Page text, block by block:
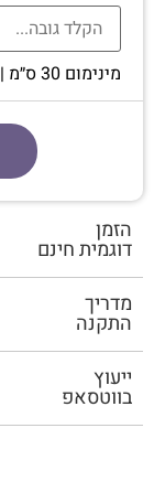
מינימום 30 ס״מ | מקסימום 260 ס״מ
הזמן
דוגמית חינם
מדריך
התקנה
ייעוץ
בווטסאפ